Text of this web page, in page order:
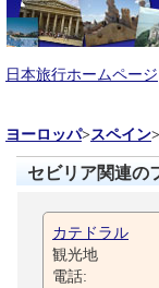
日本旅行ホームページ
ヨーロッパ>スペイン>
セビリア関連の
カテドラル
観光地
電話: